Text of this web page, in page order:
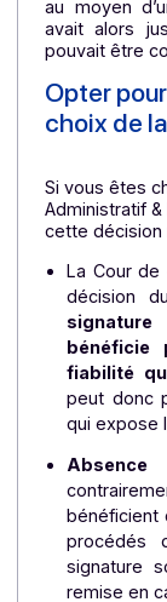
Dans ce
la
juste titre
barreau
paru sur le
Cour de
au moyen
avait alors
pouvait
Opter
choix
Si vous
cette
La Cour
décision
fiabilité